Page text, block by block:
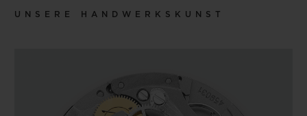
UNSERE HANDWERKSKUNST